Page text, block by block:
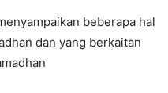
beberapa hal
dan yang berkaitan